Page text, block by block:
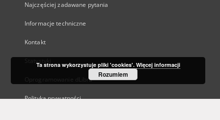
Najczęściej zadawane pytania
Informacje techniczne
Kontakt
Statystyki
Oprogramowanie dLibra
Polityka prywatności
Ta strona wykorzystuje pliki 'cookies'. Więcej informacji
Rozumiem